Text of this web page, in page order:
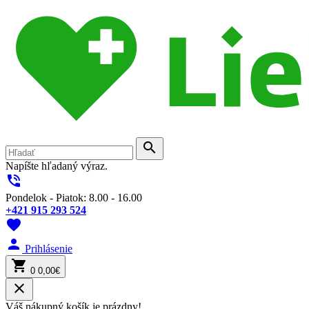
search
Napíšte hľadaný výraz.
phone_in_talk
Pondelok - Piatok: 8.00 - 16.00
+421 915 293 524
favorite
person Prihlásenie
shopping_cart 0 0,00€
close
Váš nákupný košík je prázdny!